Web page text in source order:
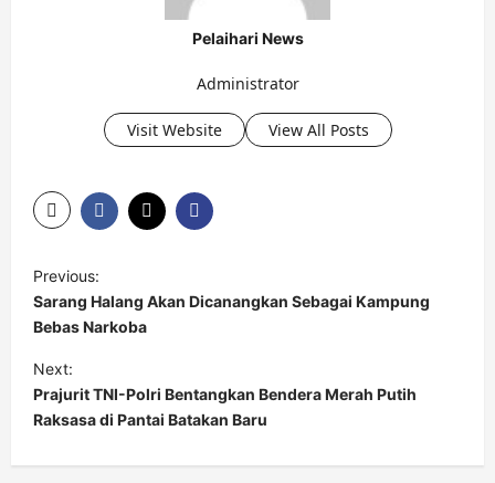
Pelaihari News
Administrator
Visit Website View All Posts
o
s
t
n
a
v
Previous:
Sarang Halang Akan Dicanangkan Sebagai Kampung
Bebas Narkoba
Next:
Prajurit TNI-Polri Bentangkan Bendera Merah Putih
Raksasa di Pantai Batakan Baru